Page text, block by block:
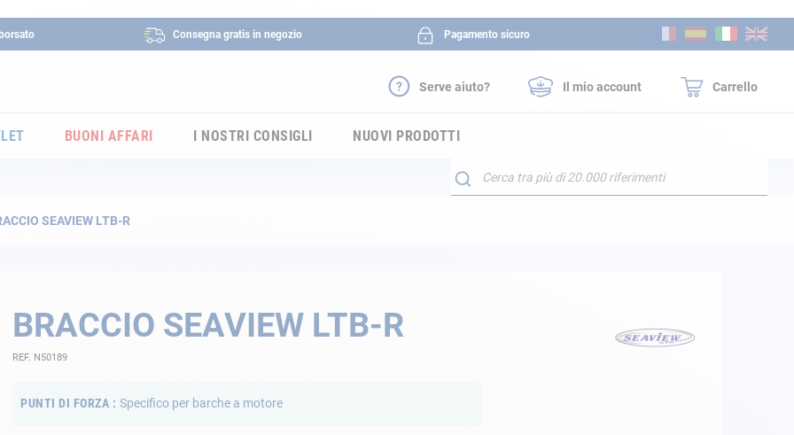
Consegna gratis in negozio Pagamento sicuro
al
Serve aiuto? Il mio account Carrello
BUONI AFFARI I NOSTRI CONSIGLI NUOVI PRODOTTI
Search
SEAVIEW LTB-R
BRACCIO SEAVIEW LTB-R
REF. N50189
PUNTI DI FORZA Specifico per barche a motore